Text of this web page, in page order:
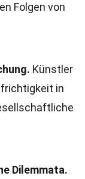
Folgen von
Künstler
in
Dilemmata.